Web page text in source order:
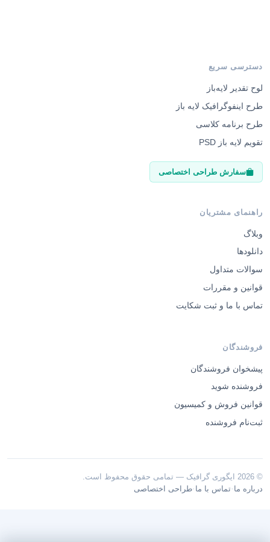
دسترسی سریع
لوح تقدیر لایه‌باز
طرح اینفوگرافیک لایه باز
طرح برنامه کلاسی
تقویم لایه باز PSD
سفارش طراحی اختصاصی
راهنمای مشتریان
وبلاگ
دانلودها
سوالات متداول
قوانین و مقررات
تماس با ما و ثبت شکایت
فروشندگان
پیشخوان فروشندگان
فروشنده شوید
قوانین فروش و کمیسیون
ثبت‌نام فروشنده
© 2026 ایگوری گرافیک — تمامی حقوق محفوظ است.
درباره ما ·تماس با ما ·طراحی اختصاصی